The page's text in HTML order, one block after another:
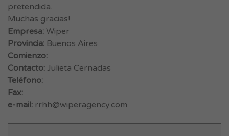
pretendida.
Muchas gracias!
Empresa: Wiper
Provincia: Buenos Aires
Comienzo:
Contacto: Julieta Cernadas
Teléfono:
Fax:
e-mail: rrhh@wiperagency.com